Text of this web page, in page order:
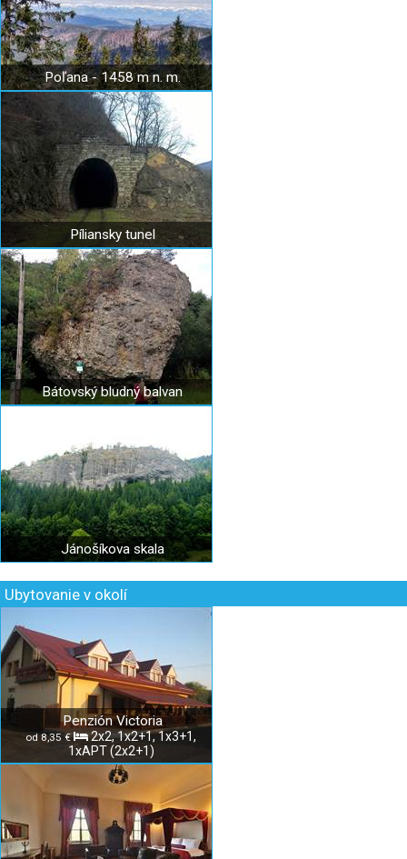
Poľana - 1458 m n. m.
Píliansky tunel
Bátovský bludný balvan
Jánošíkova skala
Ubytovanie v okolí
Penzión Victoria
od 8,35 €
2x2, 1x2+1, 1x3+1,
1xAPT (2x2+1)